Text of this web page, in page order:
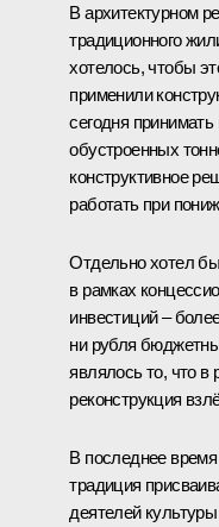
В архитектурном
традиционного
хотелось, чтобы
применили
сегодня
обустроенных
конструктивное
работать при
Отдельно хотел
в рамках
инвестиций –
ни рубля
являлось то, что
реконструкция
В последнее
традиция
деятелей